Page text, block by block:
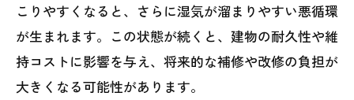
こりやすくなると、さらに湿気が溜まりやすい悪循環
が生まれます。この状態が続くと、建物の耐久性や維
持コストに影響を与え、将来的な補修や改修の負担が
大きくなる可能性があります。